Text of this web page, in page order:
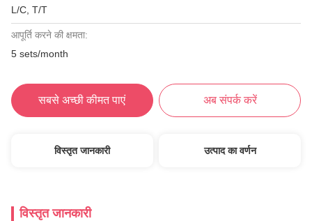
L/C, T/T
आपूर्ति करने की क्षमता:
5 sets/month
सबसे अच्छी कीमत पाएं अब संपर्क करें
विस्तृत जानकारी उत्पाद का वर्णन
विस्तृत जानकारी